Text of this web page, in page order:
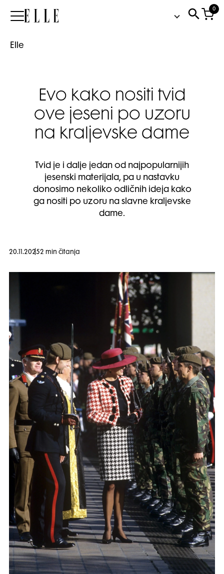
Elle
0
Elle
Evo kako nositi tvid
ove jeseni po uzoru
na kraljevske dame
Tvid je i dalje jedan od najpopularnijih
jesenski materijala, pa u nastavku
donosimo nekoliko odličnih ideja kako
ga nositi po uzoru na slavne kraljevske
dame.
20.11.20252 min čitanja